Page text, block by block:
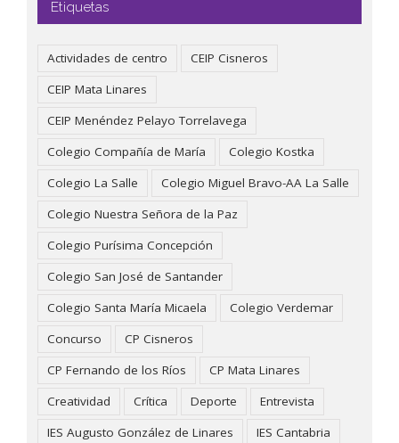
Etiquetas
Actividades de centro
CEIP Cisneros
CEIP Mata Linares
CEIP Menéndez Pelayo Torrelavega
Colegio Compañía de María
Colegio Kostka
Colegio La Salle
Colegio Miguel Bravo-AA La Salle
Colegio Nuestra Señora de la Paz
Colegio Purísima Concepción
Colegio San José de Santander
Colegio Santa María Micaela
Colegio Verdemar
Concurso
CP Cisneros
CP Fernando de los Ríos
CP Mata Linares
Creatividad
Crítica Deporte
Entrevista
IES Augusto González de Linares
IES Cantabria